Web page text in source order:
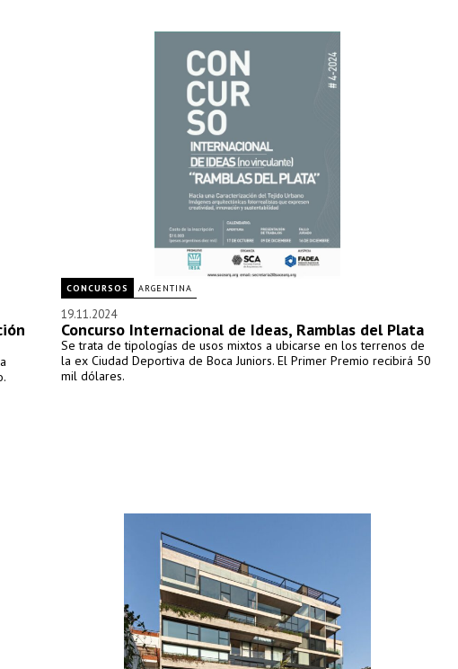
CONCURSOS ARGENTINA
19.11.2024
Concurso Internacional de Ideas, Ramblas del Plata
Se trata de tipologías de usos mixtos a ubicarse en los terrenos de
la ex Ciudad Deportiva de Boca Juniors. El Primer Premio recibirá 50
mil dólares.